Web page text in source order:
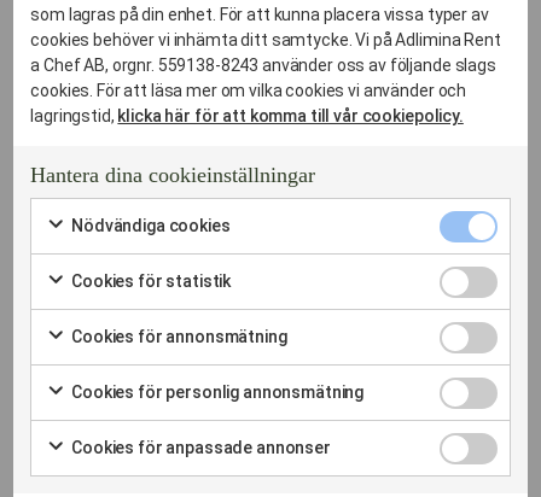
LOKAL EXPERTIS SOM KAN LOKALERNA OCH
Er lokala expert och
partner för
bröllopscatering i
Högdalen
Vi känner till Högdalens vackraste platser och festlokaler,
från herrgårdsmiljöer till rustika logar.
Vår lokala expertis i Högdalsområdet gör att vi kan förutse
som lagras på din enhet. För att kunna placera vissa typer av
cookies behöver vi inhämta ditt samtycke. Vi på Adlimina Rent
a Chef AB, orgnr. 559138-8243 använder oss av följande slags
cookies. För att läsa mer om vilka cookies vi använder och
lagringstid, klicka här för att komma till vår cookiepolicy.
Hantera dina cookieinställningar
Nödvändiga cookies
att
samtycka
till
av
Nödvändiga
cookies
kryssruta
Cookies för statistik
att
samtycka
till
av
Cookies
Cookies
för
statistik
kryssruta
Cookies för annonsmätning
att
samtycka
till
av
Cookies
för
kryssruta
Cookies för personlig annonsmätning
att
samtycka
Cookies
för
personlig
kryssruta
Cookies för anpassade annonser
Cookies
för
anpassade